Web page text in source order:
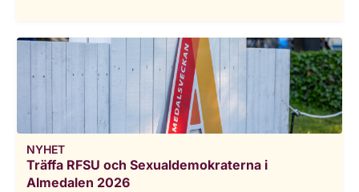
NYHET
Träffa RFSU och Sexualdemokraterna i
Almedalen 2026